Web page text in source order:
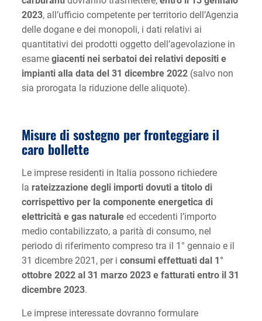
2023, all’ufficio competente per territorio dell’Agenzia
delle dogane e dei monopoli, i dati relativi ai
quantitativi dei prodotti oggetto dell’agevolazione in
esame giacenti nei serbatoi dei relativi depositi e
impianti alla data del 31 dicembre 2022(salvo non
sia prorogata la riduzione delle aliquote).
Misure di sostegno per fronteggiare il
caro bollette
Le imprese residenti in Italia possono richiedere
la rateizzazione degli importi dovuti a titolo di
corrispettivo per la componente energetica di
elettricità e gas naturaleed eccedenti l’importo
medio contabilizzato, a parità di consumo, nel
periodo di riferimento compreso tra il 1° gennaio e il
31 dicembre 2021, per i consumi effettuati dal 1°
ottobre 2022 al 31 marzo 2023 e fatturati entro il 31
dicembre 2023.
Le imprese interessate dovranno formulare